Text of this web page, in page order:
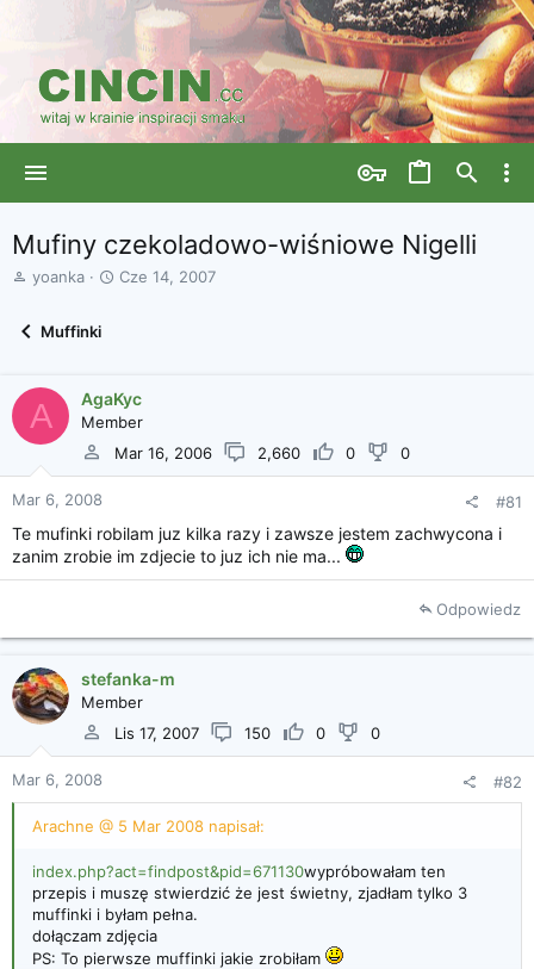
Mufiny czekoladowo-wiśniowe Nigelli
A
ą
t
k
yoanka
D
z
p
o
c
i
a
Cze 14, 2007
Muffinki
A AgaKyc
Member
Mar 16, 2006
2,660 0 0
Mar 6, 2008 #81
Te mufinki robilam juz kilka razy i zawsze jestem zachwycona i
zanim zrobie im zdjecie to juz ich nie ma...
Odpowiedz
stefanka-m
Member
Lis 17, 2007
150 0 0
Mar 6, 2008 #82
Arachne @ 5 Mar 2008 napisał:
index.php?act=findpost&pid=671130wypróbowałam ten
przepis i muszę stwierdzić że jest świetny, zjadłam tylko 3
muffinki i byłam pełna.
dołączam zdjęcia
PS: To pierwsze muffinki jakie zrobiłam